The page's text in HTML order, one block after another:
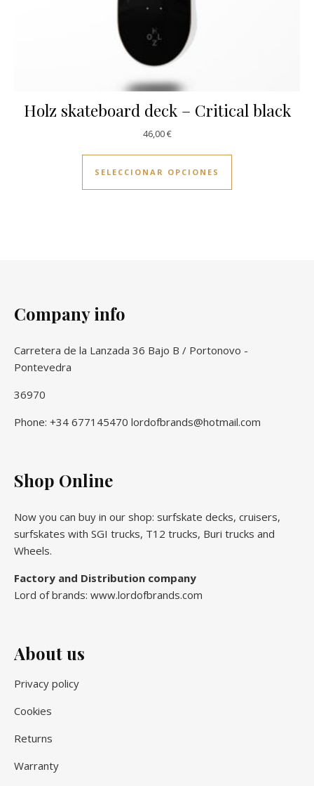
Holz skateboard deck – Critical black
46,00€
SELECCIONAR OPCIONES
Este producto
Company info
Carretera de la Lanzada 36 Bajo B / Portonovo -
Pontevedra
36970
Phone: +34 677145470 lordofbrands@hotmail.com
Shop Online
Now you can buy in our shop: surfskate decks, cruisers,
surfskates with SGI trucks, T12 trucks, Buri trucks and
Wheels.
Factory and Distribution company
Lord of brands: www.lordofbrands.com
About us
Privacy policy
Cookies
Returns
Warranty